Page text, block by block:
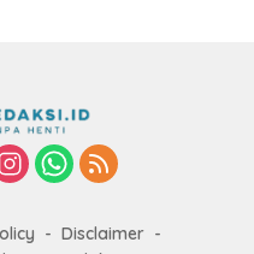
Disclaimer